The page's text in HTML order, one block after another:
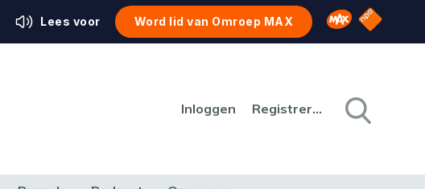
Lees voor Word lid van Omroep MAX Omroep MAX
NPO
Inloggen Registreren